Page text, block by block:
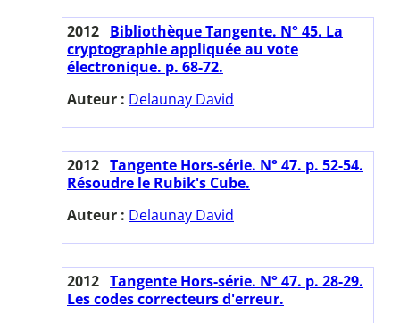
2012 Bibliothèque Tangente. N° 45. La
cryptographie appliquée au vote
électronique. p. 68-72.
Auteur : Delaunay David
2012 Tangente Hors-série. N° 47. p. 52-54.
Résoudre le Rubik's Cube.
Auteur : Delaunay David
2012 Tangente Hors-série. N° 47. p. 28-29.
Les codes correcteurs d'erreur.